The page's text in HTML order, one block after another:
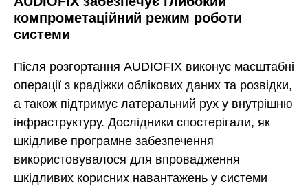
компрометаційний режим роботи
системи
Після розгортання AUDIOFIX виконує масштабні
операції з крадіжки облікових даних та розвідки,
а також підтримує латеральний рух у внутрішню
інфраструктуру. Дослідники спостерігали, як
шкідливе програмне забезпечення
використовувалося для впровадження
шкідливих корисних навантажень у системи